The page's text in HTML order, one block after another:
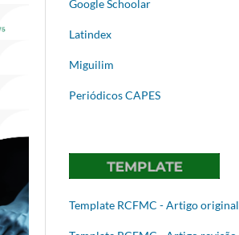
Google Schoolar
Latindex
Miguilim
Periódicos CAPES
Template RCFMC - Artigo original